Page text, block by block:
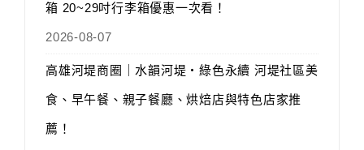
箱 20~29吋行李箱優惠一次看！
2026-08-07
高雄河堤商圈｜水韻河堤‧綠色永續 河堤社區美
食、早午餐、親子餐廳、烘焙店與特色店家推
薦！